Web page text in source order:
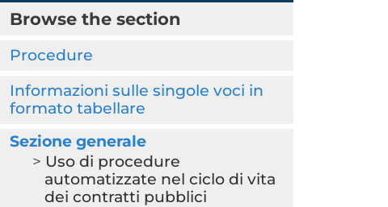
Browse the section
Procedure
Informazioni sulle singole voci in
formato tabellare
Sezione generale
Uso di procedure
automatizzate nel ciclo di vita
dei contratti pubblici